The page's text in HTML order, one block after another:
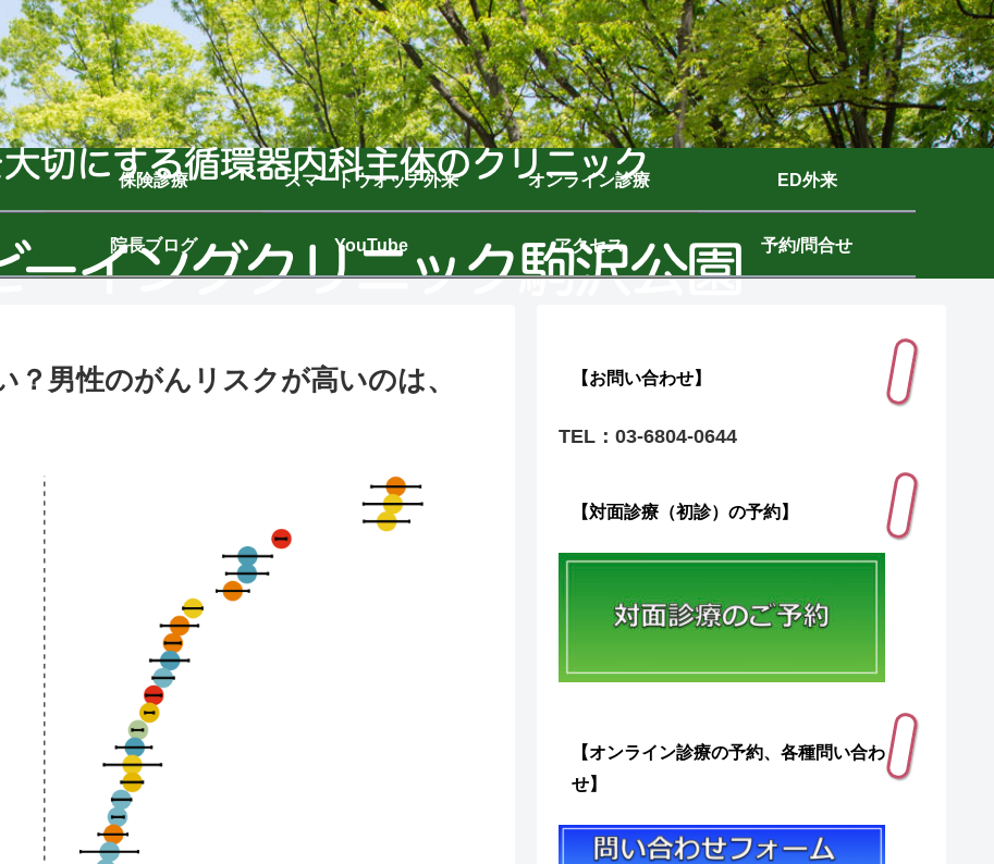
保険診療 スマートウォッチ外来 オンライン診療 ED外来
院長ブログ YouTube アクセス 予約/問合せ
男性のがんリスクが高いのは、
【お問い合わせ】
TEL：03-6804-0644
【対面診療（初診）の予約】
【オンライン診療の予約、各種問い合わ
せ】